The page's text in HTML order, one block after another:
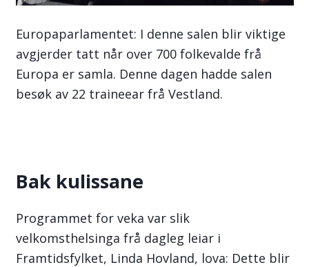
Europaparlamentet: I denne salen blir viktige
avgjerder tatt når over 700 folkevalde frå
Europa er samla. Denne dagen hadde salen
besøk av 22 traineear frå Vestland.
Bak kulissane
Programmet for veka var slik
velkomsthelsinga frå dagleg leiar i
Framtidsfylket, Linda Hovland, lova: Dette blir